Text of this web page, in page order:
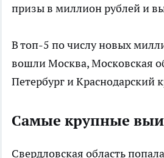
призы в миллион рублей и
В топ-5 по числу новых
вошли Москва, Московская
Петербург и Краснодарский
Самые крупные
Свердловская область